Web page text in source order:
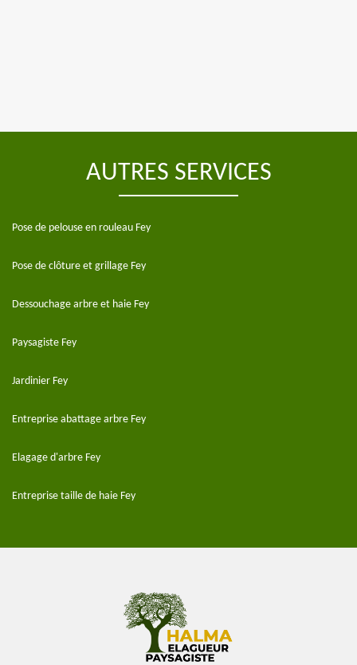
AUTRES SERVICES
Pose de pelouse en rouleau Fey
Pose de clôture et grillage Fey
Dessouchage arbre et haie Fey
Paysagiste Fey
Jardinier Fey
Entreprise abattage arbre Fey
Elagage d'arbre Fey
Entreprise taille de haie Fey